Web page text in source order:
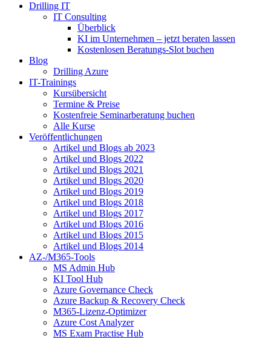
Drilling IT
IT Consulting
Überblick
KI im Unternehmen – jetzt beraten lassen
Kostenlosen Beratungs-Slot buchen
Blog
Drilling Azure
IT-Trainings
Kursübersicht
Termine & Preise
Kostenfreie Seminarberatung buchen
Alle Kurse
Veröffentlichungen
Artikel und Blogs ab 2023
Artikel und Blogs 2022
Artikel und Blogs 2021
Artikel und Blogs 2020
Artikel und Blogs 2019
Artikel und Blogs 2018
Artikel und Blogs 2017
Artikel und Blogs 2016
Artikel und Blogs 2015
Artikel und Blogs 2014
AZ-/M365-Tools
MS Admin Hub
KI Tool Hub
Azure Governance Check
Azure Backup & Recovery Check
M365-Lizenz-Optimizer
Azure Cost Analyzer
MS Exam Practise Hub